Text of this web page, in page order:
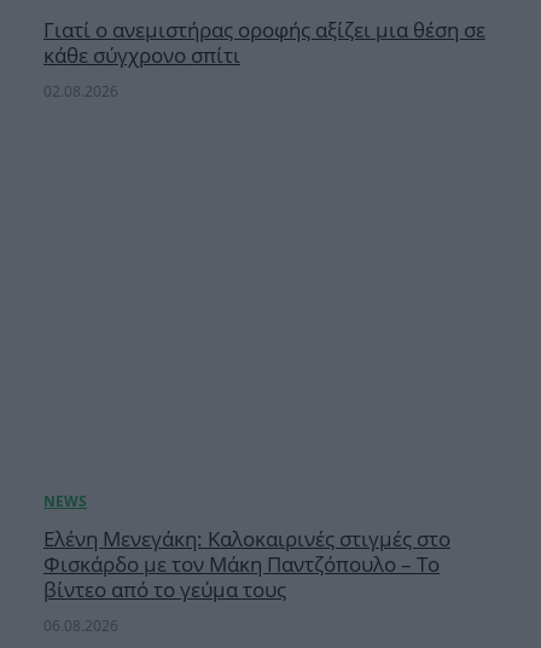
Γιατί ο ανεμιστήρας οροφής αξίζει μια θέση σε
κάθε σύγχρονο σπίτι
02.08.2026
Ελένη Μενεγάκη: Καλοκαιρινές στιγμές στο
Φισκάρδο με τον Μάκη Παντζόπουλο – Το
βίντεο από το γεύμα τους
06.08.2026